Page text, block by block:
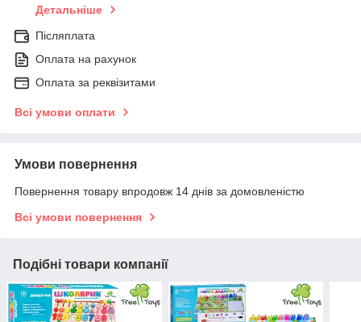
Детальніше
Післяплата
Оплата на рахунок
Оплата за реквізитами
Всі умови оплати
Умови повернення
Повернення товару впродовж 14 днів за домовленістю
Всі умови повернення
Подібні товари компанії